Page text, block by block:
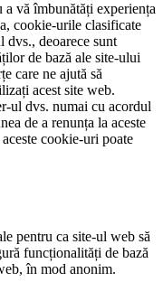
vă îmbunătăți experiența
cookie-urile clasificate
dvs., deoarece sunt
de bază ale site-ului
care ne ajută să
acest site web.
ul dvs. numai cu acordul
de a renunța la aceste
cookie-uri poate
pentru ca site-ul web să
funcționalități de bază
în mod anonim.